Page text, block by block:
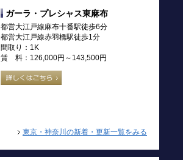
ガーラ・プレシャス東麻布
都営大江戸線麻布十番駅徒歩6分
都営大江戸線赤羽橋駅徒歩1分
間取り：1K
賃 料：126,000円～143,500円
東京・神奈川の新着・更新一覧をみる